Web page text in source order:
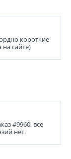
короткие
сайте)
#9960, все
нет.